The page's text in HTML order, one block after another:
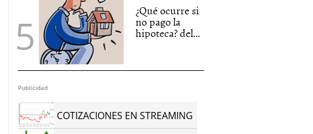
¿Qué ocurre si
no pago la
hipoteca? del...
Publicidad
COTIZACIONES EN STREAMING